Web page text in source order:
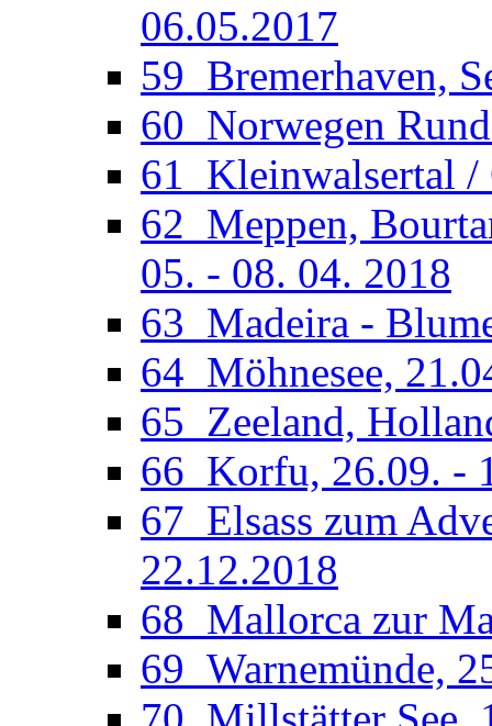
06.05.2017
59_Bremerhaven,
60_Norwegen
61_Kleinwalsertal /
62_Meppen,
05. - 08. 04. 2018
63_Madeira -
64_Möhnesee,
65_Zeeland,
66_Korfu, 26.09. -
67_Elsass zum
22.12.2018
68_Mallorca zur
69_Warnemünde,